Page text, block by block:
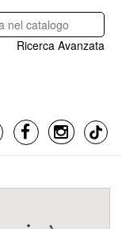
Ricerca Avanzata